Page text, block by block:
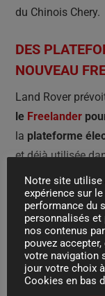
du Chinois Chery.
DES
NOUVEAU
Land Rover
le Freelander
la plateforme
et déjà utilisée
en Chine (avec
constructeur
M3X du même
motorisations
Le Freelander
sera assemblé
Notre site utilise
expérience sur
performance du
personnalisés et
nos contenus
pouvez
votre navigation
jour votre choix
Cookies en bas